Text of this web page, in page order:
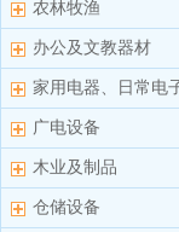
农林牧渔
办公及文教器材
家用电器、日常电
广电设备
木业及制品
仓储设备